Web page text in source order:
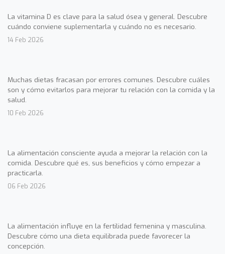
La vitamina D es clave para la salud ósea y general. Descubre
cuándo conviene suplementarla y cuándo no es necesario.
14 Feb 2026
Muchas dietas fracasan por errores comunes. Descubre cuáles
son y cómo evitarlos para mejorar tu relación con la comida y la
salud.
10 Feb 2026
La alimentación consciente ayuda a mejorar la relación con la
comida. Descubre qué es, sus beneficios y cómo empezar a
practicarla.
06 Feb 2026
La alimentación influye en la fertilidad femenina y masculina.
Descubre cómo una dieta equilibrada puede favorecer la
concepción.